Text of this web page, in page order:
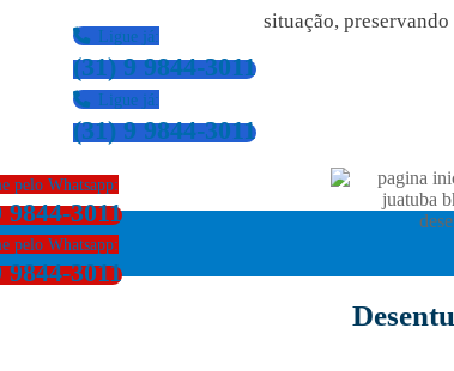
Ligue já:
(31) 9 9844-3011
Ligue já:
(31) 9 9844-3011
pelo Whatsapp:
9844-3011
pelo Whatsapp:
9844-3011
situação,